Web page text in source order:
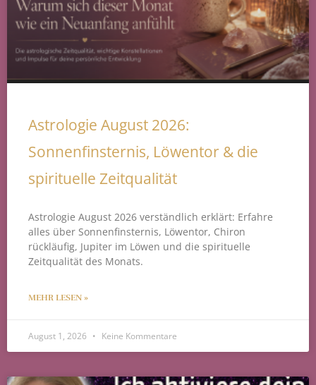
Astrologie August 2026:
Sonnenfinsternis, Löwentor & die
spirituelle Zeitqualität
Astrologie August 2026 verständlich erklärt: Erfahre
alles über Sonnenfinsternis, Löwentor, Chiron
rückläufig, Jupiter im Löwen und die spirituelle
Zeitqualität des Monats.
MEHR LESEN »
August 1, 2026 Keine Kommentare